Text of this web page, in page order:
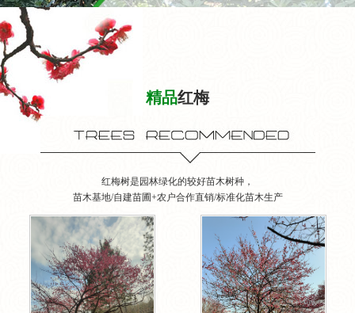
精品红梅
红梅树是园林绿化的较好苗木树种，
苗木基地/自建苗圃+农户合作直销/标准化苗木生产